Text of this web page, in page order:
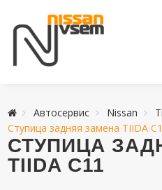
Автосервис Nissan
Ступица задняя замена TIIDA
СТУПИЦА
TIIDA C11